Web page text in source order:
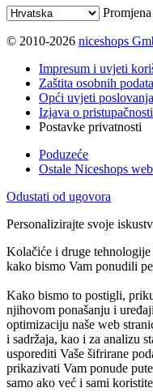
© 2010-2026 niceshops
Impresum i uvjeti
Zaštita osobnih
Opći uvjeti
Izjava o pristupačnosti
Postavke privatnosti
Poduzeće
Ostale Niceshops
Odustati od ugovora
Personalizirajte svoje
Kolačiće i druge
kako bismo Vam ponudili
Kako bismo to postigli,
njihovom ponašanju i
optimizaciju naše web
i sadržaja, kao i za analizu
usporediti Vaše šifrirane
prikazivati Vam ponude
samo ako već i sami